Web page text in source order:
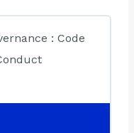
: Code